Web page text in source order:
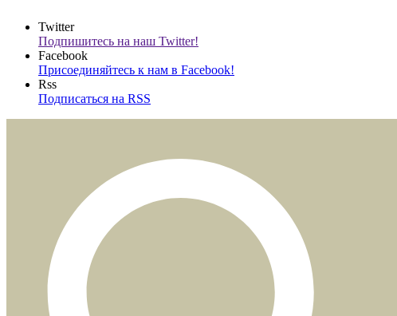
Twitter
Подпишитесь на наш Twitter!
Facebook
Присоединяйтесь к нам в Facebook!
Rss
Подписаться на RSS